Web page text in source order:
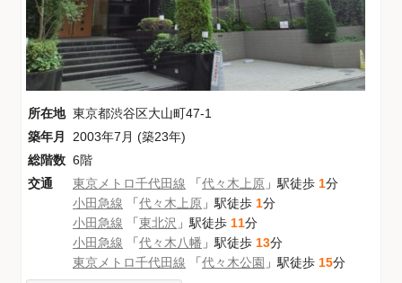
所在地 東京都渋谷区大山町47-1
築年月
2003年7月 (築23年)
総階数 6階
交通
東京メトロ千代田線 「代々木上原 」駅徒歩 1分
小田急線 「代々木上原 」駅徒歩 1分
小田急線 「東北沢 」駅徒歩 11分
小田急線 「代々木八幡 」駅徒歩 13分
東京メトロ千代田線 「代々木公園 」駅徒歩 15分